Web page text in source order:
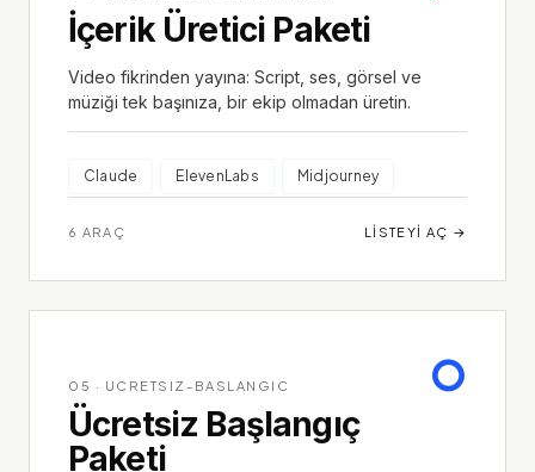
İçerik Üretici Paketi
Video fikrinden yayına: Script, ses, görsel ve
müziği tek başınıza, bir ekip olmadan üretin.
Claude ElevenLabs Midjourney
6 ARAÇ LISTEYI AÇ →
05 · UCRETSIZ-BASLANGIC
Ücretsiz Başlangıç
Paketi
○